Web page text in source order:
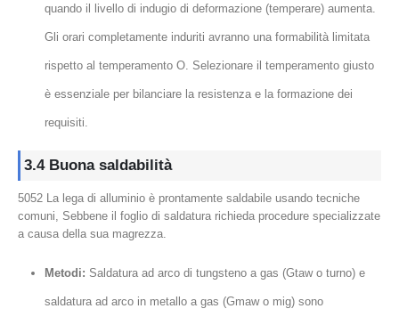
quando il livello di indugio di deformazione (temperare) aumenta.
Gli orari completamente induriti avranno una formabilità limitata
rispetto al temperamento O. Selezionare il temperamento giusto
è essenziale per bilanciare la resistenza e la formazione dei
requisiti.
3.4 Buona saldabilità
5052 La lega di alluminio è prontamente saldabile usando tecniche
comuni, Sebbene il foglio di saldatura richieda procedure specializzate
a causa della sua magrezza.
Metodi: Saldatura ad arco di tungsteno a gas (Gtaw o turno) e
saldatura ad arco in metallo a gas (Gmaw o mig) sono